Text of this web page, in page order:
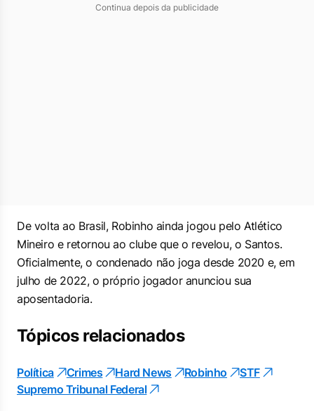
Continua depois da publicidade
De volta ao Brasil, Robinho ainda jogou pelo Atlético
Mineiro e retornou ao clube que o revelou, o Santos.
Oficialmente, o condenado não joga desde 2020 e, em
julho de 2022, o próprio jogador anunciou sua
aposentadoria.
Tópicos relacionados
Política Crimes Hard News Robinho
STF
Supremo Tribunal Federal